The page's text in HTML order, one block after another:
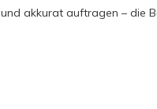
und akkurat auftragen – die